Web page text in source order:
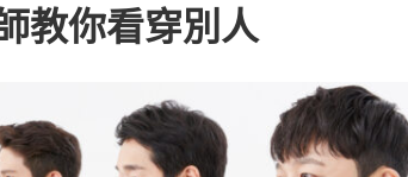
教你看穿別人